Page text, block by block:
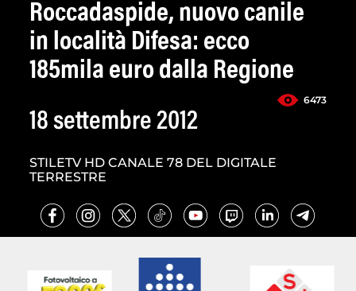
Roccadaspide, nuovo canile
in località Difesa: ecco
185mila euro dalla Regione
6473
18 settembre 2012
STILETV HD CANALE 78 DEL DIGITALE
TERRESTRE